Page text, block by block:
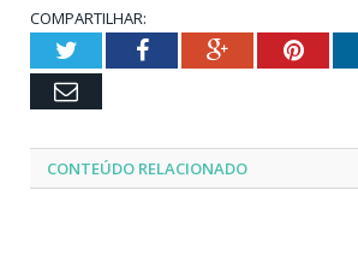
COMPARTILHAR:
TwitterFacebookGoogle+
Email
CONTEÚDO RELACIONADO